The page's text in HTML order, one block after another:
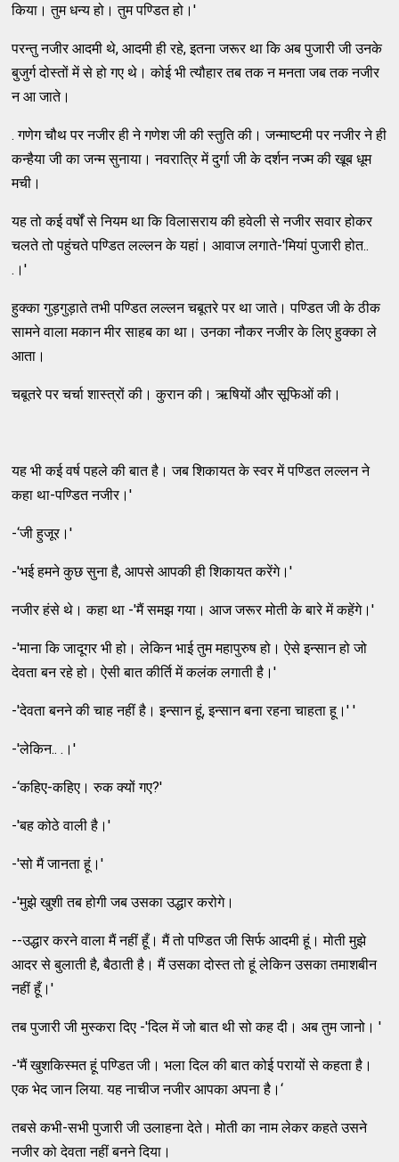
किया। तुम धन्य हो। तुम पण्डित हो।'
परन्तु नजीर आदमी थे, आदमी ही रहे, इतना जरूर था कि अब पुजारी जी उनके
बुजुर्ग दोस्तों में से हो गए थे। कोई भी त्यौहार तब तक न मनता जब तक नजीर
न आ जाते।
. गणेग चौथ पर नजीर ही ने गणेश जी की स्तुति की। जन्माष्टमी पर नजीर ने ही
कन्हैया जी का जन्म सुनाया। नवरात्रि में दुर्गा जी के दर्शन नज्म की खूब धूम
मची।
यह तो कई वर्षों से नियम था कि विलासराय की हवेली से नजीर सवार होकर
चलते तो पहुंचते पण्डित लल्लन के यहां। आवाज लगाते-'मियां पुजारी होत..
.।'
हुक्का गुड़गुड़ाते तभी पण्डित लल्लन चबूतरे पर था जाते। पण्डित जी के ठीक
सामने वाला मकान मीर साहब का था। उनका नौकर नजीर के लिए हुक्का ले
आता।
चबूतरे पर चर्चा शास्त्रों की। कुरान की। ऋषियों और सूफिओं की।
यह भी कई वर्ष पहले की बात है। जब शिकायत के स्वर में पण्डित लल्लन ने
कहा था-पण्डित नजीर।'
-‘जी हुजूर।'
-'भई हमने कुछ सुना है, आपसे आपकी ही शिकायत करेंगे।'
नजीर हंसे थे। कहा था -'मैं समझ गया। आज जरूर मोती के बारे में कहेंगे।'
-'माना कि जादूगर भी हो। लेकिन भाई तुम महापुरुष हो। ऐसे इन्सान हो जो
देवता बन रहे हो। ऐसी बात कीर्ति में कलंक लगाती है।'
-'देवता बनने की चाह नहीं है। इन्सान हूं, इन्सान बना रहना चाहता हू।' '
-'लेकिन.. .।'
-‘कहिए-कहिए। रुक क्यों गए?'
-'बह कोठे वाली है।'
-'सो मैं जानता हूं।'
-'मुझे खुशी तब होगी जब उसका उद्धार करोगे।
--उद्धार करने वाला मैं नहीं हूँ। मैं तो पण्डित जी सिर्फ आदमी हूं। मोती मुझे
आदर से बुलाती है, बैठाती है। मैं उसका दोस्त तो हूं लेकिन उसका तमाशबीन
नहीं हूँ।'
तब पुजारी जी मुस्करा दिए -'दिल में जो बात थी सो कह दी। अब तुम जानो। '
-'मैं खुशकिस्मत हूं पण्डित जी। भला दिल की बात कोई परायों से कहता है।
एक भेद जान लिया. यह नाचीज नजीर आपका अपना है।‘
तबसे कभी-सभी पुजारी जी उलाहना देते। मोती का नाम लेकर कहते उसने
नजीर को देवता नहीं बनने दिया।